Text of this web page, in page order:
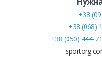
+38
+38 (068)
+38 (050) 444-